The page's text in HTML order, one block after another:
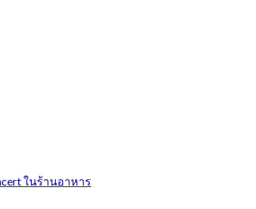
ในร้านอาหาร